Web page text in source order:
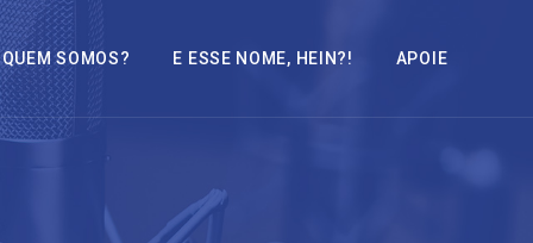
QUEM SOMOS? E ESSE NOME, HEIN?! APOIE